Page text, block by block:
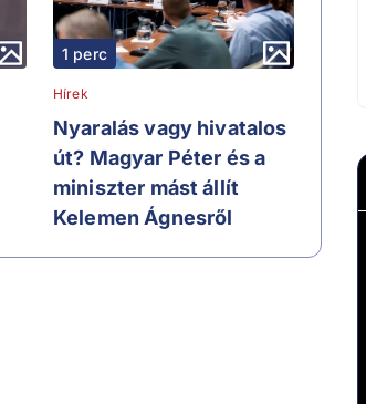
1 perc
Hírek
Nyaralás vagy hivatalos
út? Magyar Péter és a
miniszter mást állít
Kelemen Ágnesről